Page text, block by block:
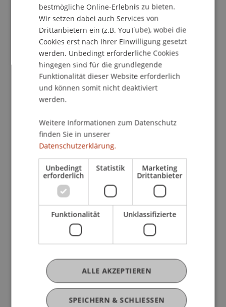
europäischen Bestrebungen wie der AML-
Verordnung und AMLA, sondern auch an dem
jüngsten MONEYVAL-Report, der
Investmentfonds mehr Aufmerksamkeit
gewidmet hat. So wurde als Teil von "Immediate
Outcome 4" betont, dass Investmentfonds zwar
weitgehend von einer Ausnahmeregelung
profitieren können, jedoch (mutmasslich) häufig
um die Risiken der Geldwäsche und
Terrorismusfinanzierung angemessen beurteilen
zu können.
Vor diesem Hintergrund soll im nun 4.
Fondsabend dem Schnittstellenthema "Fonds &
Sorgfaltspflichten" nachgegangen und u.a.
beleuchtet werden, wie Investitionen zu prüfen
sind, was umgesetzt werden muss und welche
Optimierungsmöglichkeiten es gibt. Wir freuen
Reiner, LL.M. (Edinburgh), Rechtsanwältin bei bei
EY Law - Pelzmann Gall Größ Rechtsanwälte
GmbH, eine ausgewiesene Expertin für das
Thema zu gewinnen. Nähere Informationen zum
bestmögliche Online-Erlebnis zu bieten.
Wir setzen dabei auch Services von
Drittanbietern ein (z.B. YouTube), wobei die
Cookies erst nach Ihrer Einwilligung gesetzt
werden. Unbedingt erforderliche Cookies
hingegen sind für die grundlegende
Funktionalität dieser Website erforderlich
und können somit nicht deaktiviert
werden.
Weitere Informationen zum Datenschutz
finden Sie in unserer
Datenschutzerklärung.
Unbedingt
erforderlich
Statistik Marketing
Drittanbieter
Funktionalität Unklassifizierte
SPEICHERN & SCHLIESSEN
ALLE AKZEPTIEREN